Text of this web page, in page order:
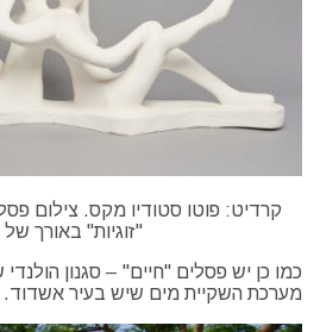
קרדיט: פוטו סטודיו מקס. צילום
"זוגיות" באורך
כמו כן יש פסלים "חיים" – סגנון
מערכת השקיית מים שיש בעיר אשדוד.